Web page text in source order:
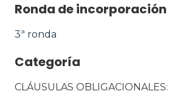
Ronda de incorporación
3ª ronda
Categoría
CLÁUSULAS OBLIGACIONALES